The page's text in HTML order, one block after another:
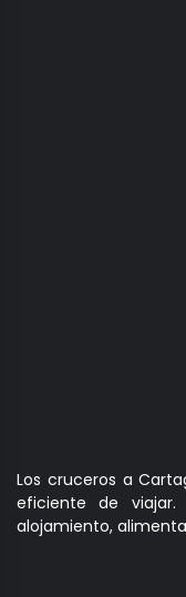
Los cruceros a
eficiente de viajar.
alojamiento,